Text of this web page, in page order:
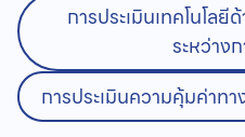
การประเมินเทคโนโล
ระหว่าง
การประเมินความคุ้มค่าท